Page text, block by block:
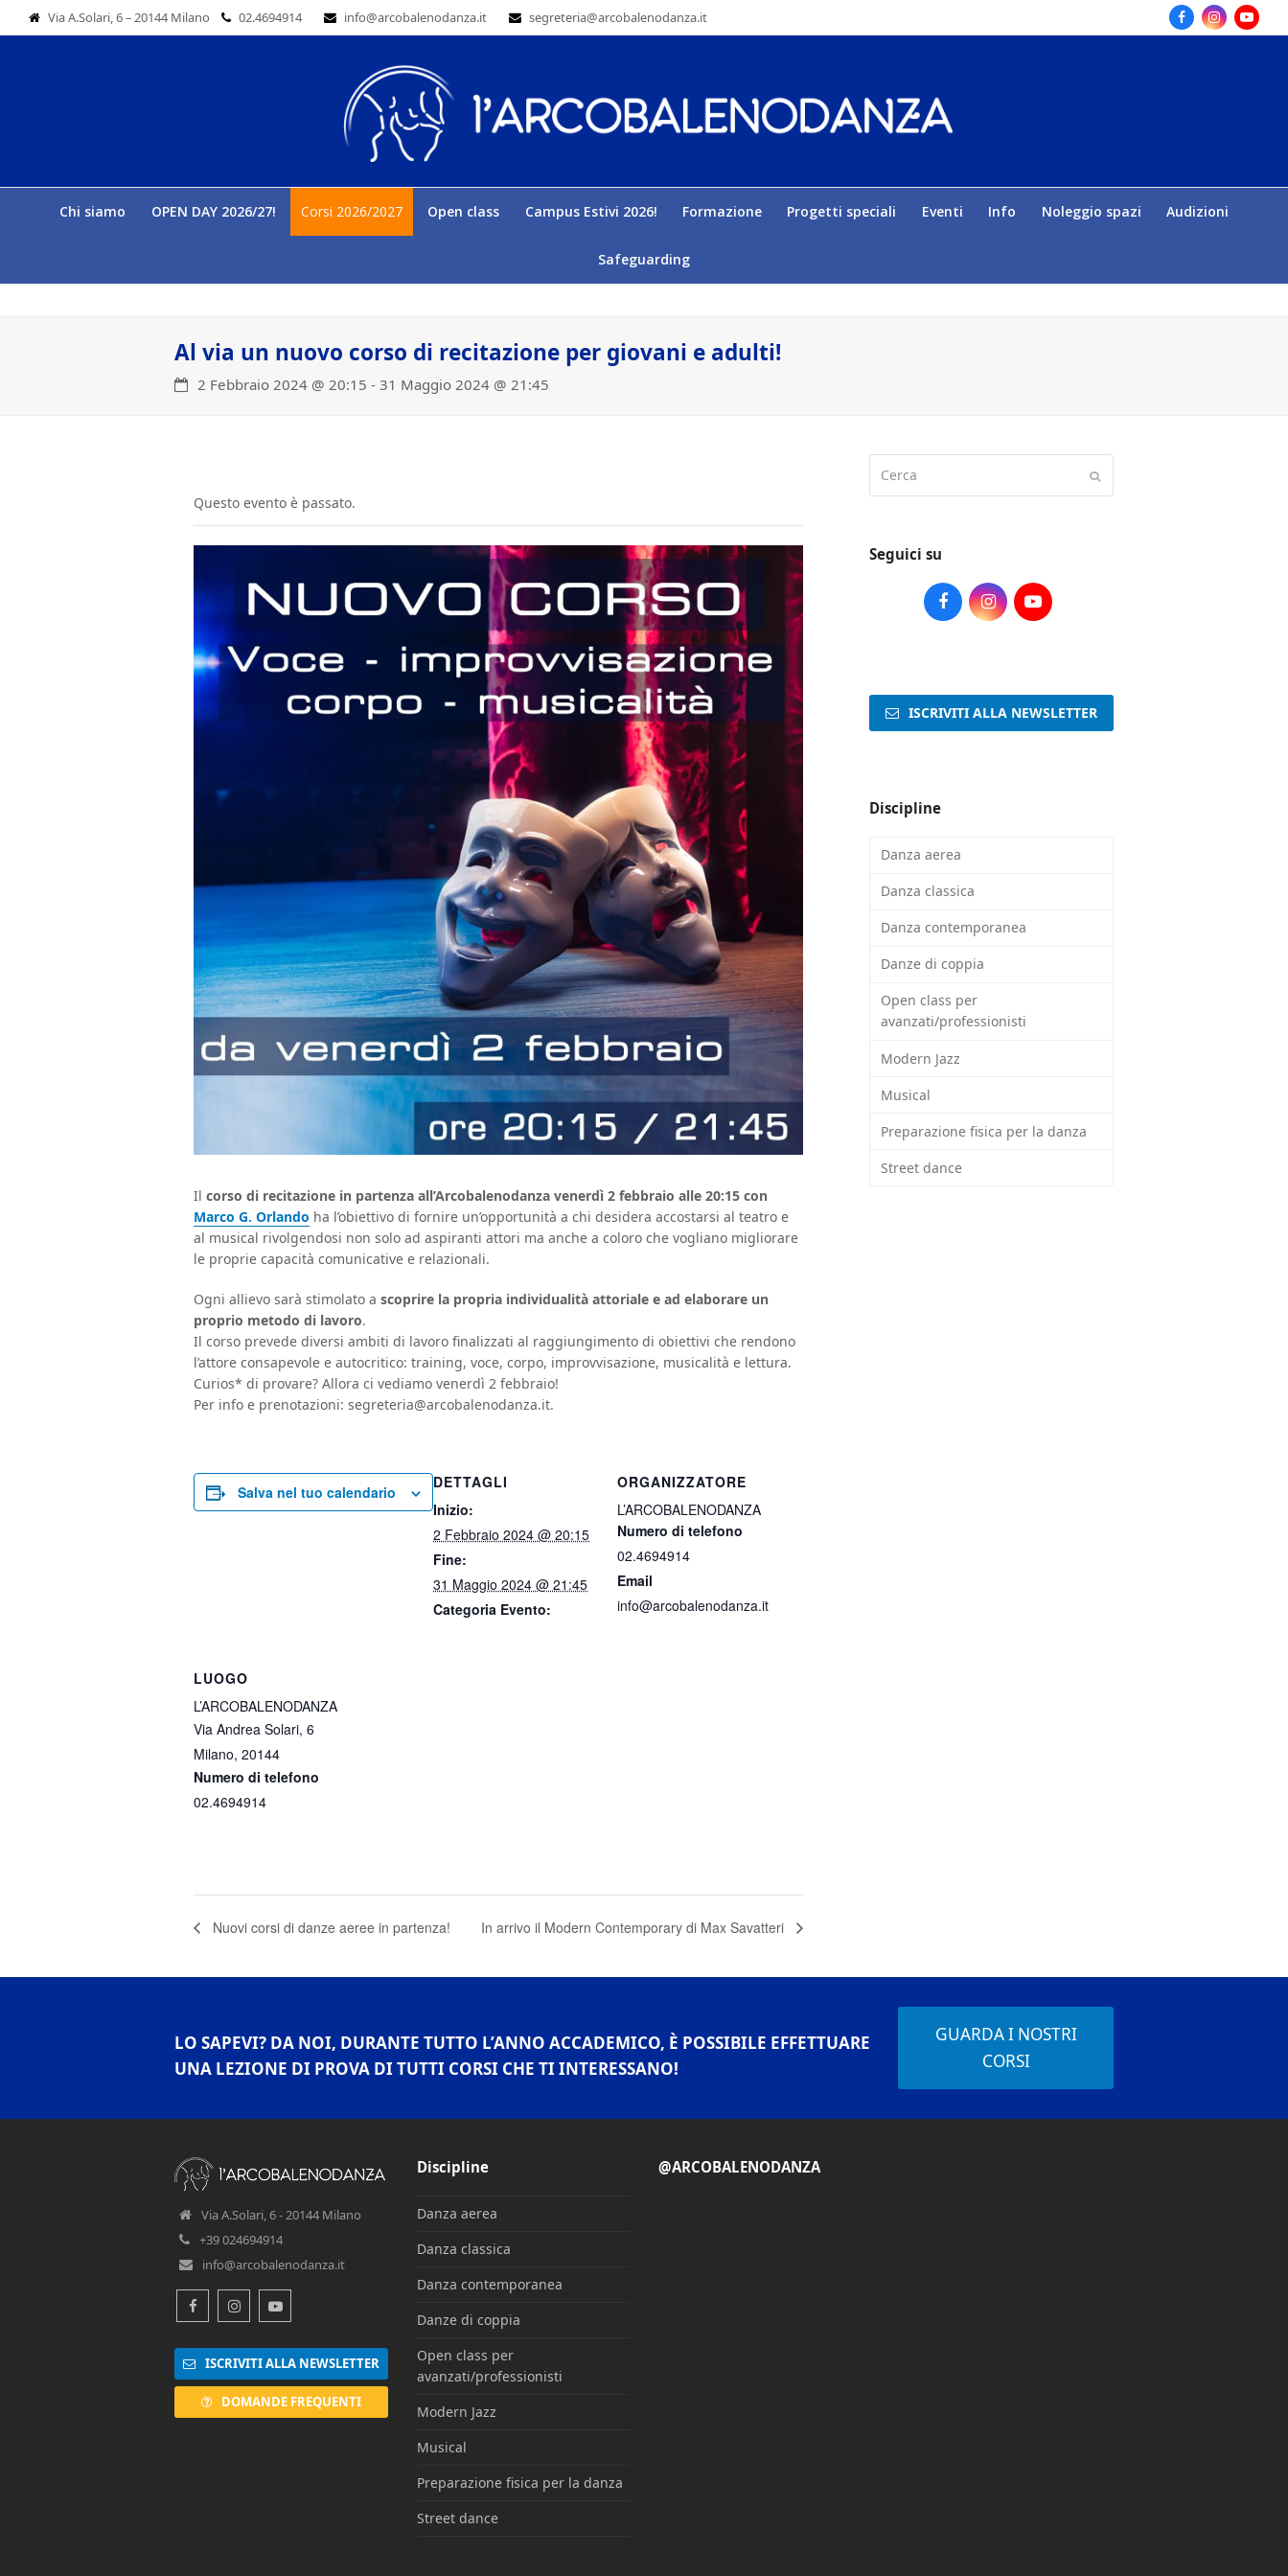
Via A.Solari, 6 – 20144 Milano 02.4694914 info@arcobalenodanza.it segreteria@arcobalenodanza.it FacebookInstagram
Chi siamo OPEN DAY 2026/27! Corsi 2026/2027 Open class Campus Estivi 2026! Formazione Progetti speciali Eventi Info Noleggio spazi Audizioni
Safeguarding
Al via un nuovo corso di recitazione per giovani e adulti!
2 Febbraio 2024 @ 20:15 - 31 Maggio 2024 @ 21:45
Questo evento è passato.
Il corso di recitazione in partenza all’Arcobalenodanza venerdì 2 febbraio alle 20:15 con
Marco G. Orlando ha l’obiettivo di fornire un’opportunità a chi desidera accostarsi al teatro e
al musical rivolgendosi non solo ad aspiranti attori ma anche a coloro che vogliano migliorare
le proprie capacità comunicative e relazionali.
Ogni allievo sarà stimolato a scoprire la propria individualità attoriale e ad elaborare un
proprio metodo di lavoro.
Il corso prevede diversi ambiti di lavoro finalizzati al raggiungimento di obiettivi che rendono
l’attore consapevole e autocritico: training, voce, corpo, improvvisazione, musicalità e lettura.
Curios* di provare? Allora ci vediamo venerdì 2 febbraio!
Per info e prenotazioni: segreteria@arcobalenodanza.it.
Salva nel tuo calendario
DETTAGLI
Inizio:
2 Febbraio 2024 @ 20:15
Fine:
31 Maggio 2024 @ 21:45
Categoria Evento:
ORGANIZZATORE
L’ARCOBALENODANZA
Numero di telefono
02.4694914
Email
info@arcobalenodanza.it
LUOGO
L’ARCOBALENODANZA
Via Andrea Solari, 6
Milano, 20144
Numero di telefono
02.4694914
Nuovi corsi di danze aeree in partenza! In arrivo il Modern Contemporary di Max Savatteri
Seguici su
FacebookInstagramYoutube
ISCRIVITI ALLA NEWSLETTER
Discipline
Danza aerea
Danza classica
Danza contemporanea
Danze di coppia
Open class per
avanzati/professionisti
Modern Jazz
Musical
Preparazione fisica per la danza
Street dance
LO SAPEVI? DA NOI, DURANTE TUTTO L’ANNO ACCADEMICO, È POSSIBILE EFFETTUARE
UNA LEZIONE DI PROVA DI TUTTI CORSI CHE TI INTERESSANO!
GUARDA I NOSTRI
CORSI
Via A.Solari, 6 - 20144 Milano
+39 024694914
info@arcobalenodanza.it
FacebookInstagramYoutube
ISCRIVITI ALLA NEWSLETTER
DOMANDE FREQUENTI
Discipline
Danza aerea
Danza classica
Danza contemporanea
Danze di coppia
Open class per
avanzati/professionisti
Modern Jazz
Musical
Preparazione fisica per la danza
Street dance
@ARCOBALENODANZA